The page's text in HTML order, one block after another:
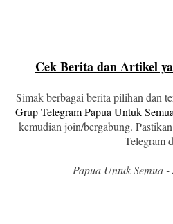
Cek Berita dan Artikel
Simak berbagai berita pilihan dan
Grup Telegram Papua Untuk
kemudian join/bergabung.
Telegram
Papua Untuk Semua